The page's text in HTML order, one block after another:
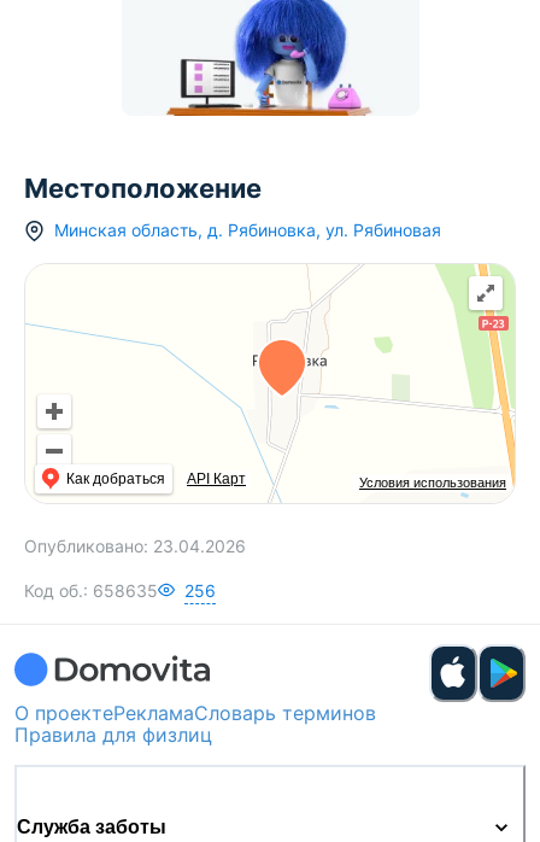
Местоположение
Минская область, д. Рябиновка, ул. Рябиновая
Условия использования
Как добраться API Карт
Опубликовано: 23.04.2026
Код об.: 658635 256
О проектеРекламаСловарь терминов
Правила для физлиц
Служба заботы